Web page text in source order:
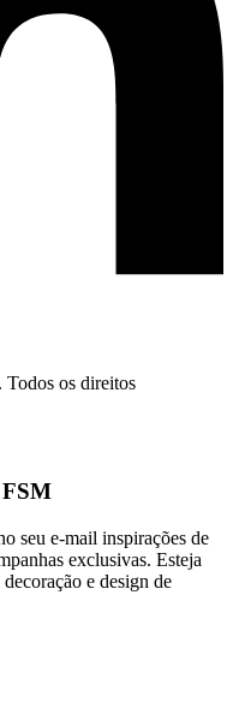
os direitos
seu e-mail inspirações de
exclusivas. Esteja
e design de